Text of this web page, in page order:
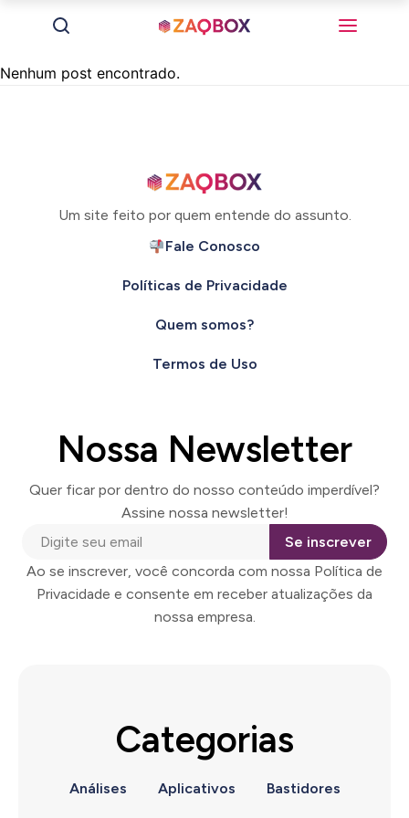
Nenhum post encontrado.
Um site feito por quem entende do assunto.
Fale Conosco
Políticas de Privacidade
Quem somos?
Termos de Uso
Nossa Newsletter
Quer ficar por dentro do nosso conteúdo imperdível?
Assine nossa newsletter!
Se inscrever
Ao se inscrever, você concorda com nossa Política de
Privacidade e consente em receber atualizações da
nossa empresa.
Categorias
Análises Aplicativos Bastidores